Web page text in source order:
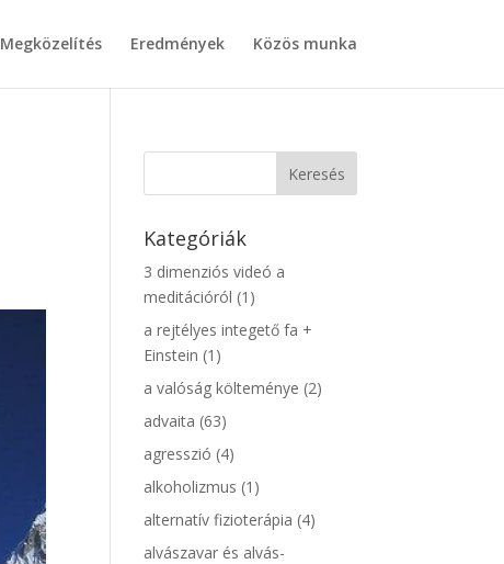
Megközelítés Eredmények Közös munka
Kategóriák
3 dimenziós videó a
meditációról (1)
a rejtélyes integető fa +
Einstein (1)
a valóság költeménye (2)
advaita (63)
agresszió (4)
alkoholizmus (1)
alternatív fizioterápia (4)
alvászavar és alvás-